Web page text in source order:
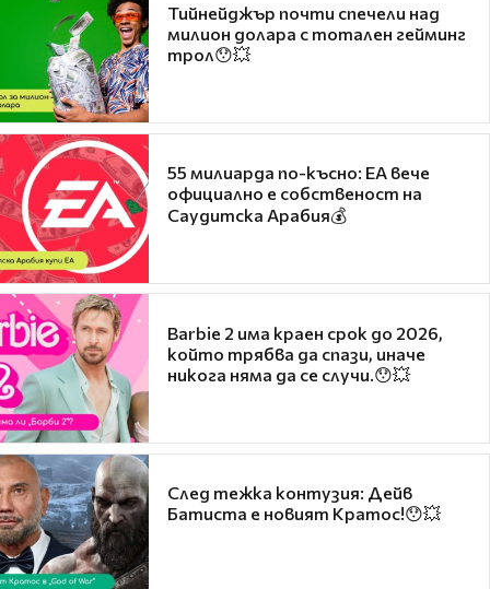
Тийнейджър почти спечели над
милион долара с тотален гейминг
трол😯💥
55 милиарда по-късно: EA вече
официално е собственост на
Саудитска Арабия💰
Barbie 2 има краен срок до 2026,
който трябва да спази, иначе
никога няма да се случи.😯💥
След тежка контузия: Дейв
Батиста е новият Кратос!😯💥